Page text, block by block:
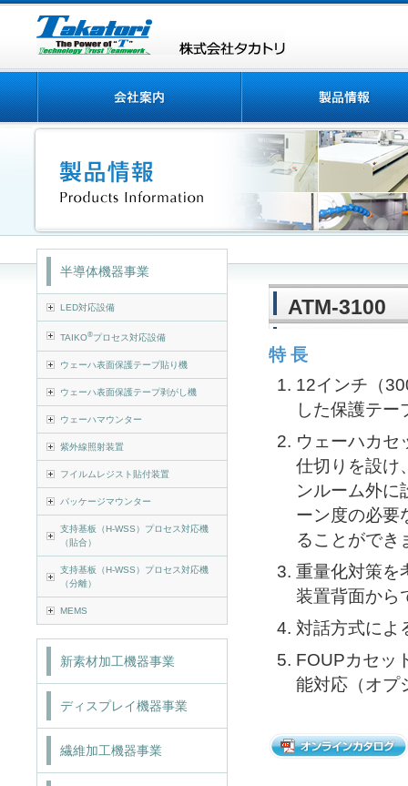
ATM-3100
特 長
12インチ（
した保護テー
ウェーハカセ
仕切りを設け
ンルーム外に
ーン度の必要
ることができ
重量化対策を
装置背面から
対話方式によ
FOUPカセッ
能対応（オプ
半導体機器事業
LED対応設備
TAIKO®プロセス対応設備
ウェーハ表面保護テープ貼り機
ウェーハ表面保護テープ剥がし機
ウェーハマウンター
紫外線照射装置
フイルムレジスト貼付装置
パッケージマウンター
支持基板（H-WSS）プロセス対応機
（貼合）
支持基板（H-WSS）プロセス対応機
（分離）
MEMS
新素材加工機器事業
ディスプレイ機器事業
繊維加工機器事業